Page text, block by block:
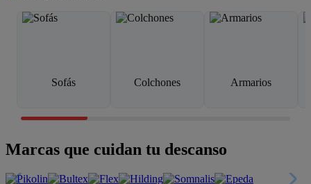
Sofás Colchones Armarios
Marcas que cuidan tu descanso